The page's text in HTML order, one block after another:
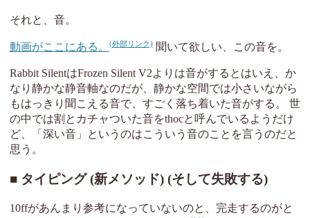
それと、音。
動画がここにある。 聞いて欲しい、この音を。
Rabbit SilentはFrozen Silent V2よりは音がするとはいえ、か
なり静かな静音軸なのだが、静かな空間では小さいながら
もはっきり聞こえる音で、すごく落ち着いた音がする。 世
の中では割とカチャついた音をthocと呼んでいるようだけ
ど、「深い音」というのはこういう音のことを言うのだと
思う。
タイピング (新メソッド) (そして失敗する)
10ffがあんまり参考になっていないのと、完走するのがと